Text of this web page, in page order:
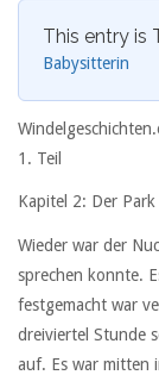
This entry is
Babysitterin
1. Teil
Kapitel 2: Der Park
Wieder war der
sprechen konnte.
festgemacht war
dreiviertel Stunde
auf. Es war mitten